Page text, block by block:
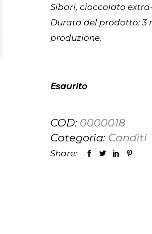
Sibari, cioccolato
Durata del prodotto: 3
produzione.
Esaurito
COD: 0000018
Categoria: Canditi
Share: